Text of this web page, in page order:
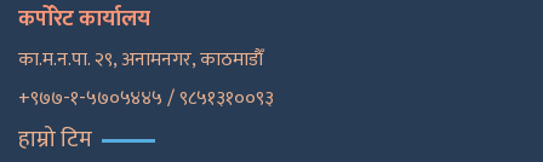
कर्पोरेट कार्यालय
का.म.न.पा. २९, अनामनगर, काठमाडाैँ
+९७७-१-५७०५४४५ / ९८५१३१००९३
हाम्रो टिम